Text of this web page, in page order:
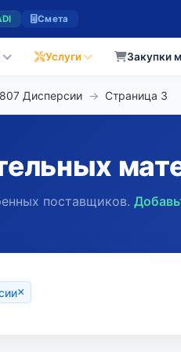
Смета
Услуги Закупки
Дисперсии → Страница 3
поставщиков.
×